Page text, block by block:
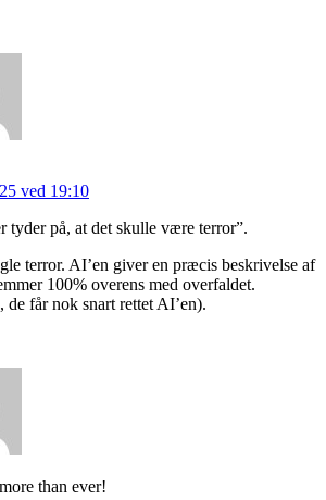
ved 19:10
tyder på, at det skulle være terror”.
terror. AI’en giver en præcis beskrivelse af
100% overens med overfaldet.
får nok snart rettet AI’en).
than ever!